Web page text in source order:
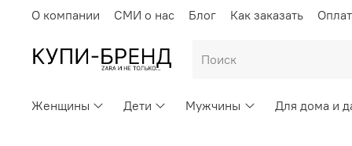
О компании СМИ о нас Блог Как заказать
Женщины Дети Мужчины Для дома и